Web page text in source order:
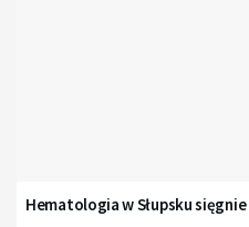
Hematologia w Słupsku